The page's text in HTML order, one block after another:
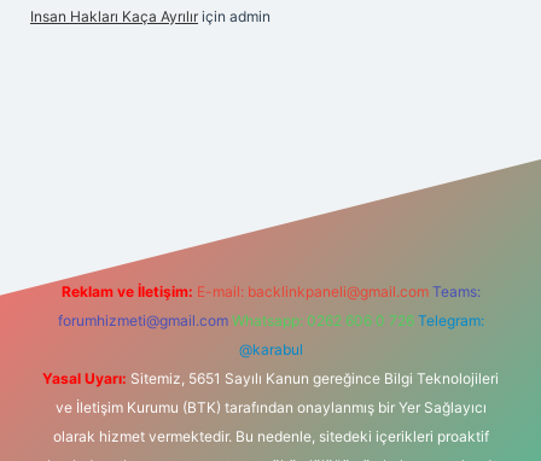
Insan Hakları Kaça Ayrılır için admin
Reklam ve İletişim: E-mail: backlinkpaneli@gmail.com Teams:
forumhizmeti@gmail.com Whatsapp: 0262 606 0 726 Telegram:
@karabul
Yasal Uyarı: Sitemiz, 5651 Sayılı Kanun gereğince Bilgi Teknolojileri
ve İletişim Kurumu (BTK) tarafından onaylanmış bir Yer Sağlayıcı
olarak hizmet vermektedir. Bu nedenle, sitedeki içerikleri proaktif